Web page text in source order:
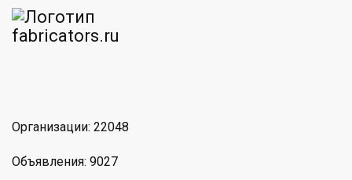
Организации: 22048
Объявления: 9027